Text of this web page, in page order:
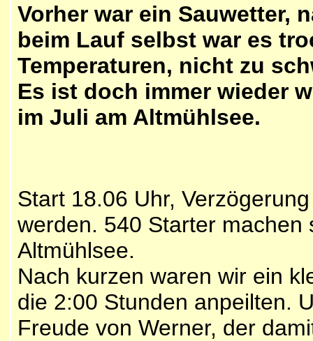
Vorher war ein Sauwetter,
beim Lauf selbst war es
Temperaturen, nicht zu
Es ist doch immer wieder
im Juli am Altmühlsee.
Start 18.06 Uhr,
werden. 540 Starter machen
Altmühlsee.
Nach kurzen waren wir ein
die 2:00 Stunden anpeilten.
Freude von Werner, der